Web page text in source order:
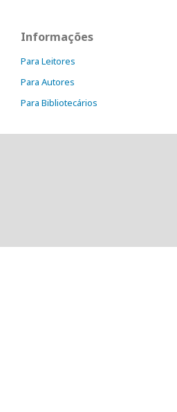
Informações
Para Leitores
Para Autores
Para Bibliotecários